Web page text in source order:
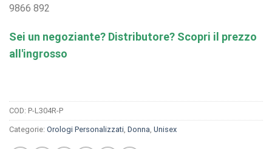
9866 892
Sei un negoziante? Distributore? Scopri il prezzo
all'ingrosso
COD: P-L304R-P
Categorie: Orologi Personalizzati Donna Unisex